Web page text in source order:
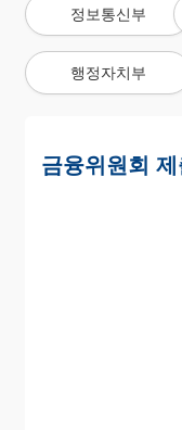
정보통신부
행정자치부
금융위원회